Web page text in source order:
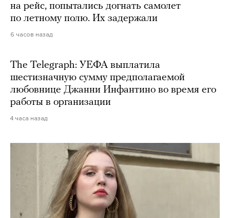
на рейс, попытались догнать самолет
по летному полю. Их задержали
6 часов назад
The Telegraph: УЕФА выплатила
шестизначную сумму предполагаемой
любовнице Джанни Инфантино во время его
работы в организации
4 часа назад